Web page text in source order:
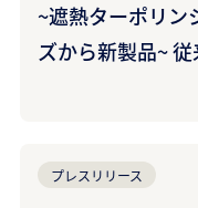
~遮熱ターポリン
ズから新製品~
プレスリリース